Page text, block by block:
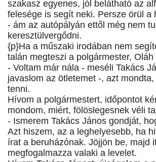
szakasz egyenes, jól belátható az
felesége is segít neki. Persze örül a
- ám az autópályán ettől még nem
keresztülvergődni.
{p}Ha a műszaki irodában nem
talán megteszi a polgármester, Oláh
- Voltam már nála - meséli Takács
javaslom az ötletemet -, azt
tenni.
Hívom a polgármestert, időpontot
mondom, miért, fölöslegesnek véli
- Ismerem Takács János gondját,
Azt hiszem, az a leghelyesebb, ha
írat a beruházónak. Jöjjön be, majd
megfogalmazza valaki a levelet.